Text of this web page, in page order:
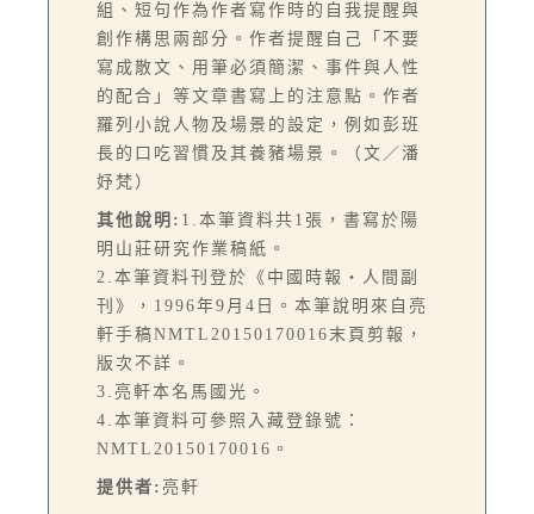
組、短句作為作者寫作時的自我提醒與
創作構思兩部分。作者提醒自己「不要
寫成散文、用筆必須簡潔、事件與人性
的配合」等文章書寫上的注意點。作者
羅列小說人物及場景的設定，例如彭班
長的口吃習慣及其養豬場景。（文／潘
妤梵）
其他說明: 1.本筆資料共1張，書寫於陽
明山莊研究作業稿紙。
2.本筆資料刊登於《中國時報‧人間副
刊》，1996年9月4日。本筆說明來自亮
軒手稿NMTL20150170016末頁剪報，
版次不詳。
3.亮軒本名馬國光。
4.本筆資料可參照入藏登錄號：
NMTL20150170016。
提供者: 亮軒